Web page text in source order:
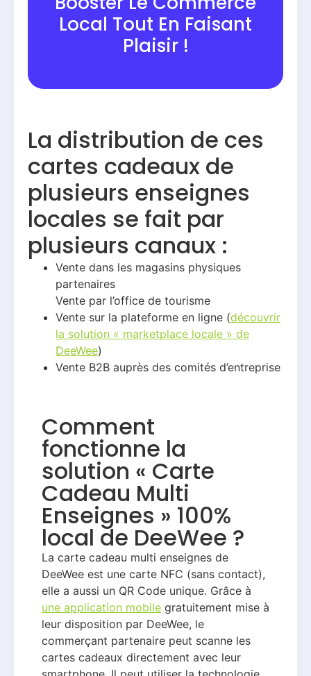
Local Tout En Faisant
Plaisir !
La distribution de ces
cartes cadeaux de
plusieurs enseignes
locales se fait par
plusieurs canaux :
Vente dans les magasins physiques
partenaires
Vente par l’office de tourisme
Vente sur la plateforme en ligne (découvrir
la solution « marketplace locale » de
DeeWee)
Vente B2B auprès des comités d’entreprise
Comment
fonctionne la
solution « Carte
Cadeau Multi
Enseignes » 100%
local de DeeWee ?
La carte cadeau multi enseignes de
DeeWee est une carte NFC (sans contact),
elle a aussi un QR Code unique. Grâce à
une application mobile gratuitement mise à
leur disposition par DeeWee, le
commerçant partenaire peut scanne les
cartes cadeaux directement avec leur